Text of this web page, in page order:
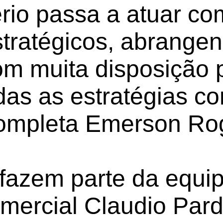
passa a atuar
muita disposição
as estratégias
Emerson
parte da
Claudio